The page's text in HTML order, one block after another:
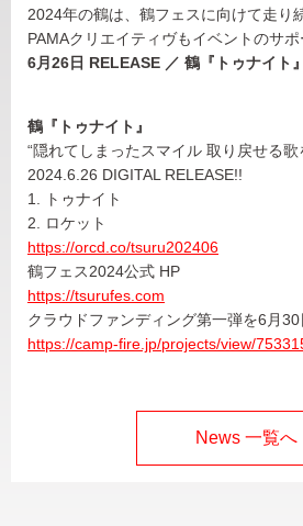
2024年の鶴は、鶴フェスに向けて走り
PAMAクリエイティヴもイベントのサポ
6月26日 RELEASE ／ 鶴『トゥナイト』
鶴『トゥナイト』
“隠れてしまったスマイル 取り戻せる歌
2024.6.26 DIGITAL RELEASE!!
1. トゥナイト
2. ロケット
https://orcd.co/tsuru202406
鶴フェス2024公式 HP
https://tsurufes.com
クラウドファンディング第一弾を6月30
https://camp-fire.jp/projects/view/
News 一覧へ